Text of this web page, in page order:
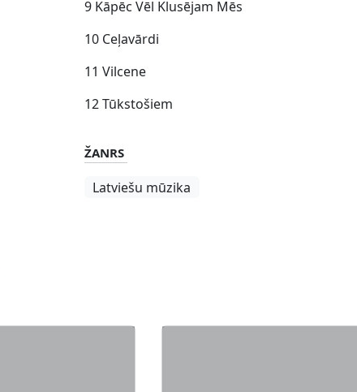
9 Kāpēc Vēl Klusējam Mēs
10 Ceļavārdi
11 Vilcene
12 Tūkstošiem
ŽANRS
Latviešu mūzika